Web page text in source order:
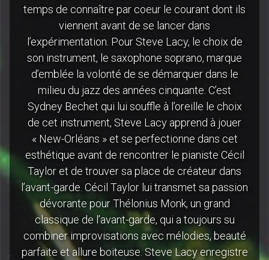
temps de connaître par coeur le courant dont ils
viennent avant de se lancer dans
l’expérimentation. Pour Steve Lacy, le choix de
son instrument, le saxophone soprano, marque
d’emblée la volonté de se démarquer dans le
milieu du jazz des années cinquante. C’est
Sydney Bechet qui lui souffle à l’oreille le choix
de cet instrument, Steve Lacy apprend à jouer
« New-Orléans » et se perfectionne dans cet
esthétique avant de rencontrer le pianiste Cécil
Taylor et de trouver sa place de créateur dans
l’avant-garde. Cécil Taylor lui transmet sa passion
dévorante pour Thélonius Monk, un grand
classique de l’avant-garde, qui a toujours su
combiner improvisations avec mélodies, beauté
parfaite et allure boiteuse. Steve Lacy enregistre